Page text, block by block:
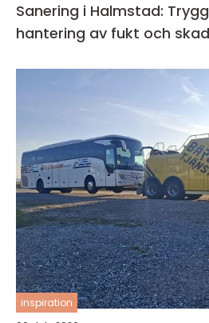
Sanering i Halmstad:
hantering av fukt och
inspiration